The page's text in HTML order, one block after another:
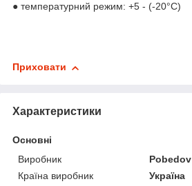
● температурний режим: +5 - (-20°С)
Приховати
Характеристики
Основні
Виробник
Pobedov
Країна виробник
Україна